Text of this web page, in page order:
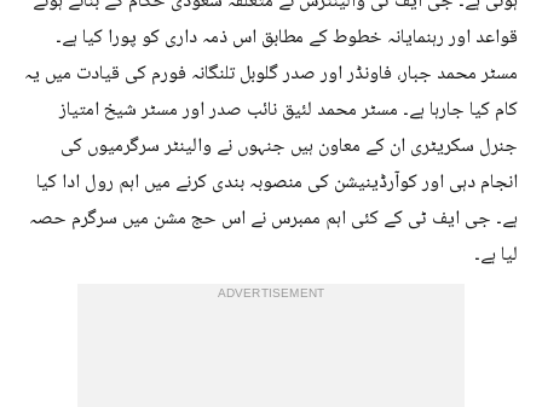
قواعد اور رہنمایانہ خطوط کے مطابق اس ذمہ داری کو پورا کیا ہے۔
مسٹر محمد جبار، فاونڈر اور صدر گلوبل تلنگانہ فورم کی قیادت میں یہ
کام کیا جارہا ہے۔ مسٹر محمد لئیق نائب صدر اور مسٹر شیخ امتیاز
جنرل سکریٹری ان کے معاون ہیں جنہوں نے والینٹر سرگرمیوں کی
انجام دہی اور کوآرڈینیشن کی منصوبہ بندی کرنے میں اہم رول ادا کیا
ہے۔ جی ایف ٹی کے کئی اہم ممبرس نے اس حج مشن میں سرگرم حصہ
لیا ہے۔
ADVERTISEMENT